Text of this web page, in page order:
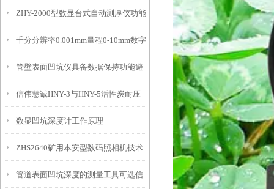
IP54级表头分辨率0.01mm量程
10mm！
ZHY-2000型数显台式自动测厚仪功能
特点
千分分辨率0.001mm量程0-10mm数字
埋头度仪技术参数！
管壁表面凹坑仪具备数据保持功能避
免测试过程中测针移动导致数据变动
信伟慧诚HNY-3与HNY-5活性炭耐压
强度测定仪技术参数！
数显凹坑深度计工作原理
ZHS2640矿用本安型数码照相机技术
参数！
管道表面凹坑深度的测量工具可选信